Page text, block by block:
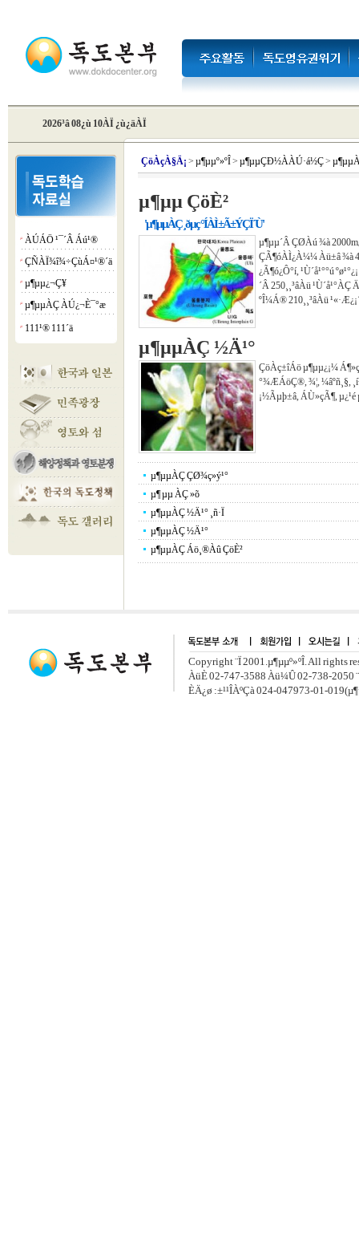
2026³â 08¿ù 10ÀÏ ¿ù¿äÀÏ
¡á ÀÚÁÖ ¹¯´Â Áú¹®
¡á ÇÑÀÏ¾î¾÷ÇùÁ¤¹®´ä
¡á µ¶µµ¿¬Ç¥
¡á µ¶µµÀÇ ÀÚ¿¬È¯°æ
¡á 111¹® 111´ä
ÇöÀçÀ§Ä¡ > µ¶µµº»ºÎ> µ¶µµÇÐ½ÀÀÚ·á½Ç>
µ¶µµ ÇöÈ²
'µ¶µµÀÇ ¸ðµç °ÍÀÌ ±Ã±ÝÇÏ´Ù'
µ¶µµ´Â ÇØÀú ¾à
ÇÃ¶óÀÌ¿À¼¼ Àü±â ¾à
¿Ã¶ó¿Ô°í, ¹Ù´å¹°°ú
´Â 250¸¸³âÀü
ºÎ¼­Á® 210¸¸³âÀü
µ¶µµÀÇ ½Ä¹°
ÇöÀç±îÁö µ¶µµ¿¡¼­
°­¾ÆÁöÇ®, ¾¦, ¼âºñ¸§,
¡½Ãµþ±â, ÁÙ»çÃ¶,
µ¶µµÀÇ ÇØ¾ç»ý¹°
µ¶ µµ ÀÇ »õ
µ¶µµÀÇ ½Ä¹° ¸ñ·Ï
µ¶µµÀÇ ½Ä¹°
µ¶µµÀÇ Áö¸®Àû ÇöÈ²
Copyright ¨Ï 2001.µ¶µµº»ºÎ. All rights
ÀüÈ­ 02-747-3588 Àü¼Û 02-738-2050
ÈÄ¿ø :±¹¹ÎÀºÇà 024-047973-01-